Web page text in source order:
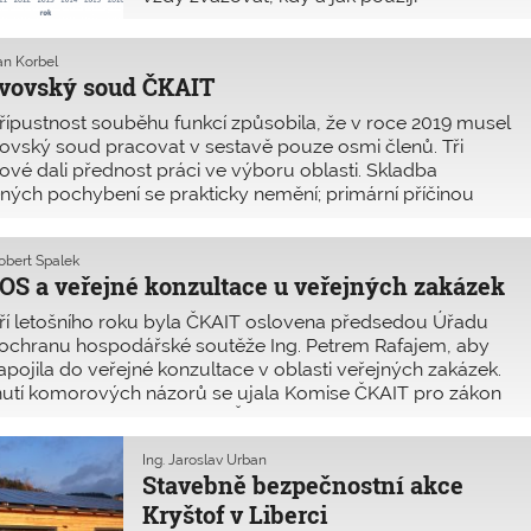
soud ČKAIT
Korbel
souběhu funkcí způsobila, že v roce 2019 musel
soud pracovat v sestavě pouze osmi členů. Tři
dali přednost práci ve výboru oblasti. Skladba
pochybení se prakticky nemění; primární příčinou
resp. absence jednoznačné smlouvy o dílo. Mezi
obviněnými stále převažují autorizované osoby
pozemní stavby, v první řadě projektanti a osoby
za odborné vedení stavby.
a veřejné konzultace u veřejných zakázek
Špalek
letošního roku byla ČKAIT oslovena předsedou Úřadu
hospodářské soutěže Ing. Petrem Rafajem, aby
do veřejné konzultace v oblasti veřejných zakázek.
komorových názorů se ujala Komise ČKAIT pro zákon
podnětů podle § 259 zákona č. 134/2016 Sb., ve
pozdějších předpisů, kdy se za podání podnětu vybírá
ve výši 10 000 Kč, je vyhovující. Zajišťuje, aby institut
podnětů nebyl zneužíván.
Stavebně bezpečnostní akce
Kryštof v Liberci
Ing. Jaroslav Urban